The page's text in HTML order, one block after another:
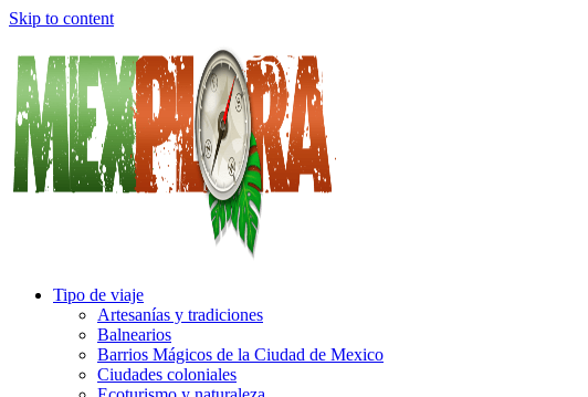
Skip to content
Tipo de viaje
Artesanías y tradiciones
Balnearios
Barrios Mágicos de la Ciudad de Mexico
Ciudades coloniales